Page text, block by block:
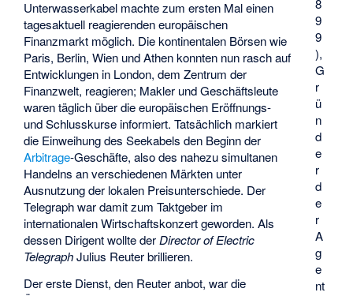
8
9
9
),
G
r
ü
n
d
e
r
d
e
r
A
g
e
nt
Unterwasserkabel machte zum ersten Mal einen
tagesaktuell reagierenden europäischen
Finanzmarkt möglich. Die kontinentalen Börsen wie
Paris, Berlin, Wien und Athen konnten nun rasch auf
Entwicklungen in London, dem Zentrum der
Finanzwelt, reagieren; Makler und Geschäftsleute
waren täglich über die europäischen Eröffnungs-
und Schlusskurse informiert. Tatsächlich markiert
die Einweihung des Seekabels den Beginn der
Arbitrage-Geschäfte, also des nahezu simultanen
Handelns an verschiedenen Märkten unter
Ausnutzung der lokalen Preisunterschiede. Der
Telegraph war damit zum Taktgeber im
internationalen Wirtschaftskonzert geworden. Als
dessen Dirigent wollte derDirector of Electric
TelegraphJulius Reuter brillieren.
Der erste Dienst, den Reuter anbot, war die